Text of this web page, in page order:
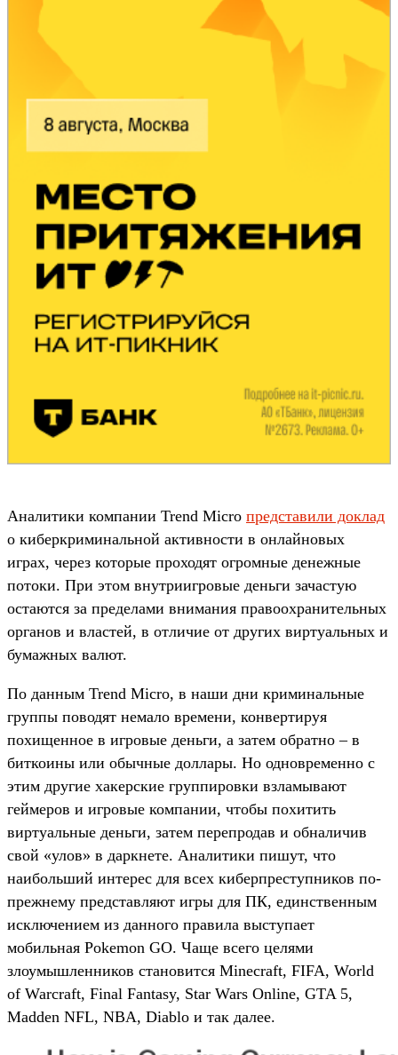
Аналитики компании Trend Micro представили доклад
о киберкриминальной активности в онлайновых
играх, через которые проходят огромные денежные
потоки. При этом внутриигровые деньги зачастую
остаются за пределами внимания правоохранительных
органов и властей, в отличие от других виртуальных и
бумажных валют.
По данным Trend Micro, в наши дни криминальные
группы поводят немало времени, конвертируя
похищенное в игровые деньги, а затем обратно – в
биткоины или обычные доллары. Но одновременно с
этим другие хакерские группировки взламывают
геймеров и игровые компании, чтобы похитить
виртуальные деньги, затем перепродав и обналичив
свой «улов» в даркнете. Аналитики пишут, что
наибольший интерес для всех киберпреступников по-
прежнему представляют игры для ПК, единственным
исключением из данного правила выступает
мобильная Pokemon GO. Чаще всего целями
злоумышленников становится Minecraft, FIFA, World
of Warcraft, Final Fantasy, Star Wars Online, GTA 5,
Madden NFL, NBA, Diablo и так далее.